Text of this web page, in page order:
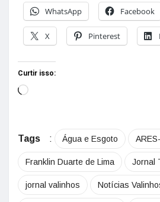
WhatsApp
Facebook
X Pinterest
Curtir isso:
Tags : Água e Esgoto
Franklin Duarte de Lima Jornal
jornal valinhos Notícias